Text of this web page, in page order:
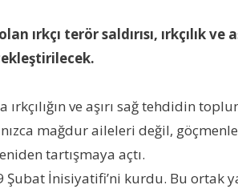
ırkçı terör saldırısı, ırkçılık
ırkçılığın ve aşırı sağ tehdidin
mağdur aileleri değil,
tartışmaya açtı.
İnisiyatifi’ni kurdu. Bu ortak